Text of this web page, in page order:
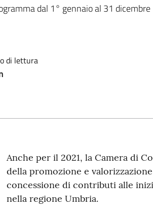
dal 1° gennaio al 31 dicembre
di lettura
Anche per il 2021, la Camera di
della promozione e
concessione di contributi alle
nella regione Umbria.